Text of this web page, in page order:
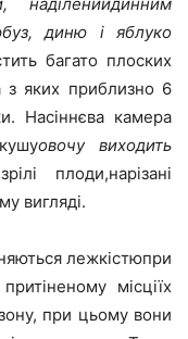
диню і яблуко
багато плоских
з яких приблизно 6
Насіннєва камера
овочу виходить
зрілі плоди,нарізані
вигляді.
лежкістюпри
місціїх
при цьому вони